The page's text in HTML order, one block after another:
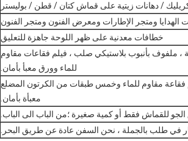
/ دهانات زيتية على قماش كتان / قطن / بوليستر
الهدايا ومتجر الإطارات ومعرض الفنون ومتجر الفنون
خطافات معدنية على ظهر اللوحة جاهزة للتعليق
ملفوف بأنبوب بلاستيكي صلب ، فيلم فقاعات مقاوم
للماء وورق معبأ بأمان.
فقاعة مقاوم للماء وخمس طبقات من الكرتون المضلع
معبأة بأمان.